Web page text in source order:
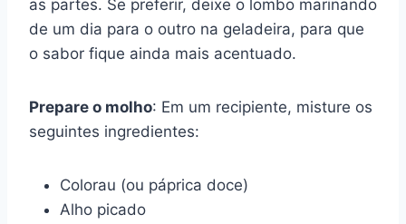
as partes. Se preferir, deixe o lombo marinando
de um dia para o outro na geladeira, para que
o sabor fique ainda mais acentuado.
Prepare o molho: Em um recipiente, misture os
seguintes ingredientes:
Colorau (ou páprica doce)
Alho picado